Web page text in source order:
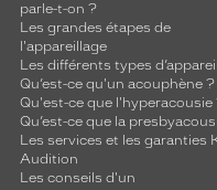
parle-t-on ?
Les grandes étapes de
l'appareillage
Les différents types
Qu’est-ce qu'un acouphène ?
Qu'est-ce que l'hyperacousie
Qu’est-ce que la
Les services et les garanties
Audition
Les conseils d'un